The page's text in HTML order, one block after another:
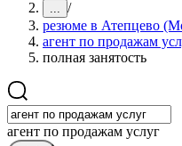
... /
резюме в Атепцево
агент по продажам
полная занятость
агент по продажам услуг